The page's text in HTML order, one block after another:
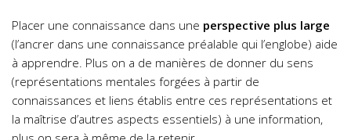
Placer une connaissance dans une perspective plus large
(l’ancrer dans une connaissance préalable qui l’englobe) aide
à apprendre. Plus on a de manières de donner du sens
(représentations mentales forgées à partir de
connaissances et liens établis entre ces représentations et
la maîtrise d’autres aspects essentiels) à une information,